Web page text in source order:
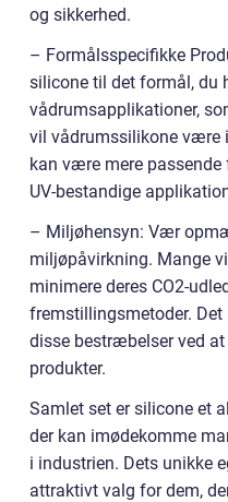
og sikkerhed.
– Formålsspecifikke
silicone til det formål, du
vådrumsapplikationer,
vil vådrumssilikone være
kan være mere passende
UV-bestandige
– Miljøhensyn: Vær
miljøpåvirkning. Mange
minimere deres CO2-
fremstillingsmetoder.
disse bestræbelser ved
produkter.
Samlet set er silicone et
der kan imødekomme
i industrien. Dets unikke
attraktivt valg for dem,